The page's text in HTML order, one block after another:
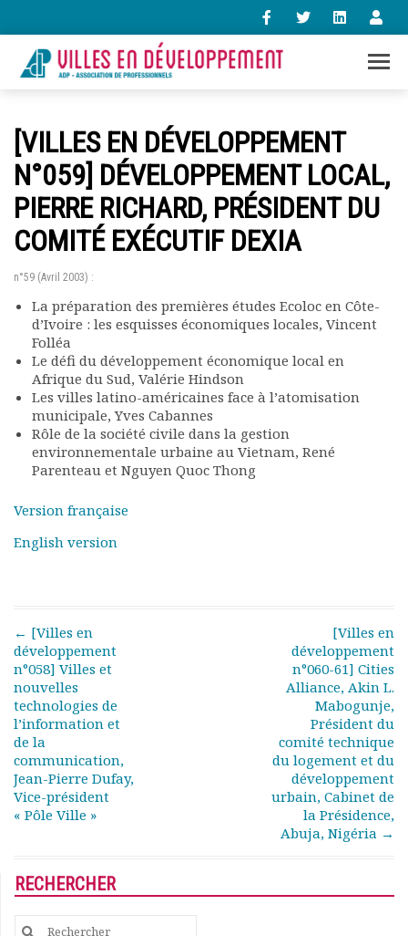
contact@villes-developpement.org
Accueil
L’association
Qui sommes-nous ?
Présentation vidéo
Statuts de l’association
Vie de l’association
Calendrier des activités
Assemblées générales
Comptes rendus mensuels
Rapports moraux
Rapports financiers
Nous rejoindre
Présentation du bulletin
Bulletins Villes en
Nos actions
Podcast-AdP
Dîners débats
Journées d’études
Concours vidéo
Matinales
Nos partenaires
Evénements
Publications et rapports
Annuaire
Forum
[VILLES EN DÉVELOPPEMENT
N°059] DÉVELOPPEMENT LOCAL,
PIERRE RICHARD, PRÉSIDENT DU
COMITÉ EXÉCUTIF DEXIA
n°59 (Avril 2003) :
La préparation des premières études Ecoloc en Côte-
d’Ivoire : les esquisses économiques locales, Vincent
Folléa
Le défi du développement économique local en
Afrique du Sud, Valérie Hindson
Les villes latino-américaines face à l’atomisation
municipale, Yves Cabannes
Rôle de la société civile dans la gestion
environnementale urbaine au Vietnam, René
Parenteau et Nguyen Quoc Thong
Version française
English version
Post navigation
← [Villes en
développement
n°058] Villes et
nouvelles
technologies de
l’information et
de la
communication,
Jean-Pierre Dufay,
Vice-président
« Pôle Ville »
[Villes en
développement
n°060-61] Cities
Alliance, Akin L.
Mabogunje,
Président du
comité technique
du logement et du
développement
urbain, Cabinet de
la Présidence,
Abuja, Nigéria →
RECHERCHER
Search